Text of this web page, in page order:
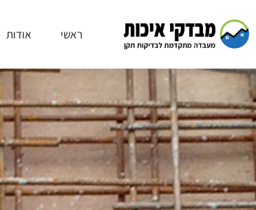
ראשי אודות